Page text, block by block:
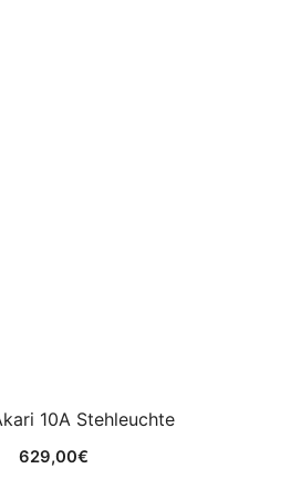
10A Stehleuchte
629,00€